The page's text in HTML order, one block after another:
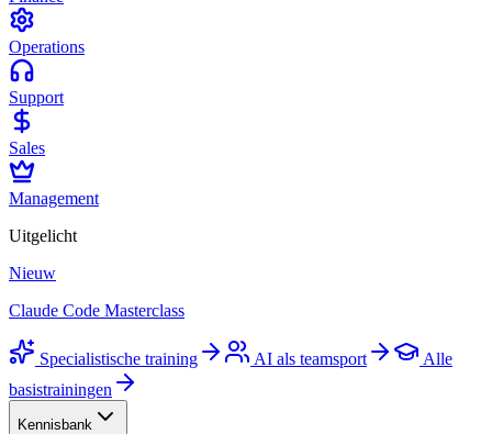
Operations
Support
Sales
Management
Uitgelicht
Nieuw
Claude Code Masterclass
Specialistische training AI als teamsport
Alle
basistrainingen
Kennisbank